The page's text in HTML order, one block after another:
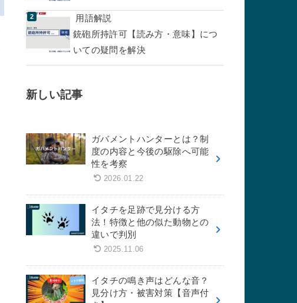
用語解説
銃砲所持許可【読み方・意味】につ
いての疑問を解決
新しい記事
ガバメントハンターとは？制
度の内容と今後の駆除へ可能
性を考察
2026.01.22
イタチを足跡で見分ける方
法！特徴と他の似た動物との
違いで判別
2025.11.06
イタチの鳴き声はどんな音？
見分け方・被害対策【音声付